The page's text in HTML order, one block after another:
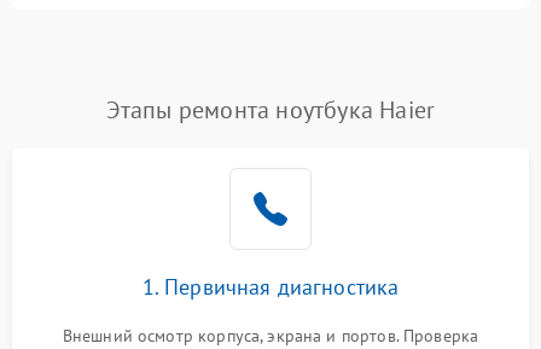
Этапы ремонта ноутбука Haier
1. Первичная диагностика
Внешний осмотр корпуса, экрана и портов. Проверка